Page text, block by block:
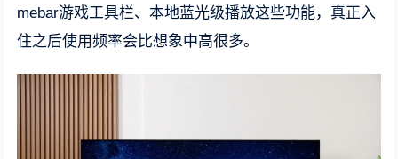
mebar游戏工具栏、本地蓝光级播放这些功能，真正入
住之后使用频率会比想象中高很多。